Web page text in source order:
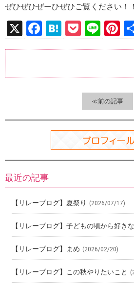
ぜひぜひぜーひぜひご覧ください！！
X
F
a
b
k
H
at
n
P
o
et
Li
n
Pi
nt
t
≪前の記事
最近の記事
【リレーブログ】夏祭り (2026/07/17)
【リレーブログ】子どもの頃から好き
【リレーブログ】まめ (2026/02/20)
【リレーブログ】この秋やりたいこと